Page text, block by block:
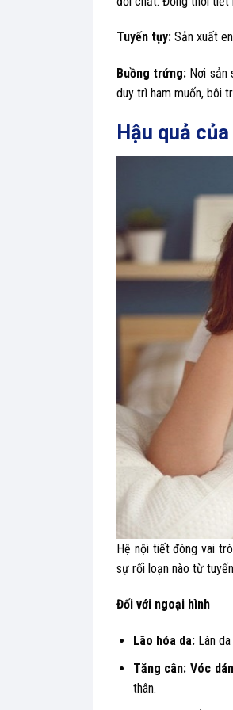
Tuyến tụy: Sản xuất
Buồng trứng: Nơi sản
duy trì ham muốn, bôi
Hậu quả
Hệ nội tiết đóng vai
sự rối loạn nào từ
Đối với ngoại hình
Lão hóa da: Làn
Tăng cân: Vóc
thân.